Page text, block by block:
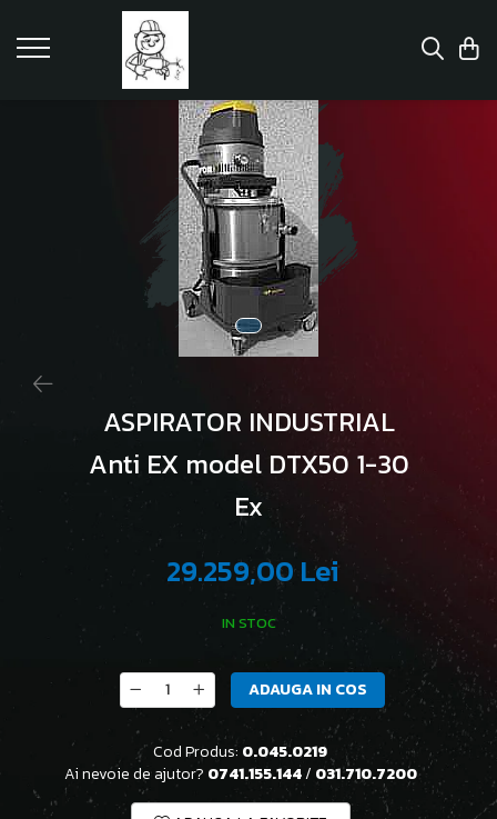
ASPIRATOR INDUSTRIAL
Anti EX model DTX50 1-30
Ex
29.259,00 Lei
IN STOC
ADAUGA IN COS
Cod Produs: 0.045.0219
Ai nevoie de ajutor? 0741.155.144/ 031.710.7200